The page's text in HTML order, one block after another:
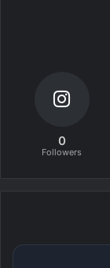
0
Followers